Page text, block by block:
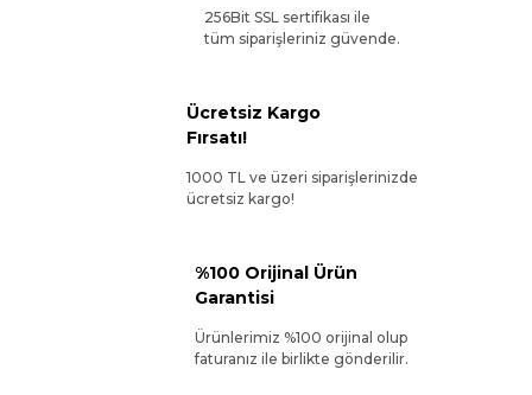
256Bit SSL sertifikası ile
tüm siparişleriniz güvende.
Ücretsiz Kargo
Fırsatı!
1000 TL ve üzeri siparişlerinizde
ücretsiz kargo!
%100 Orijinal Ürün
Garantisi
Ürünlerimiz %100 orijinal olup
faturanız ile birlikte gönderilir.